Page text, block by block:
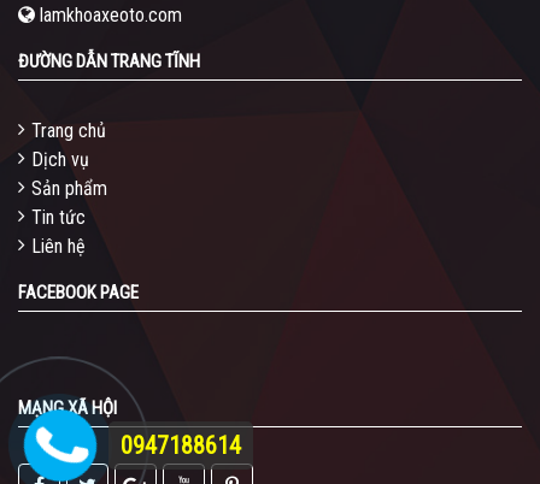
lamkhoaxeoto.com
ĐƯỜNG DẪN TRANG TĨNH
Trang chủ
Dịch vụ
Sản phẩm
Tin tức
Liên hệ
FACEBOOK PAGE
MẠNG XÃ HỘI
0947188614